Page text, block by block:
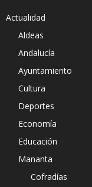
Actualidad
Aldeas
Andalucía
Ayuntamiento
Cultura
Deportes
Economía
Educación
Mananta
Cofradías